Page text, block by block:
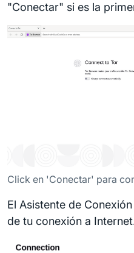
"Conectar" si es la
Click en 'Conectar' para
El Asistente de
de tu conexión a